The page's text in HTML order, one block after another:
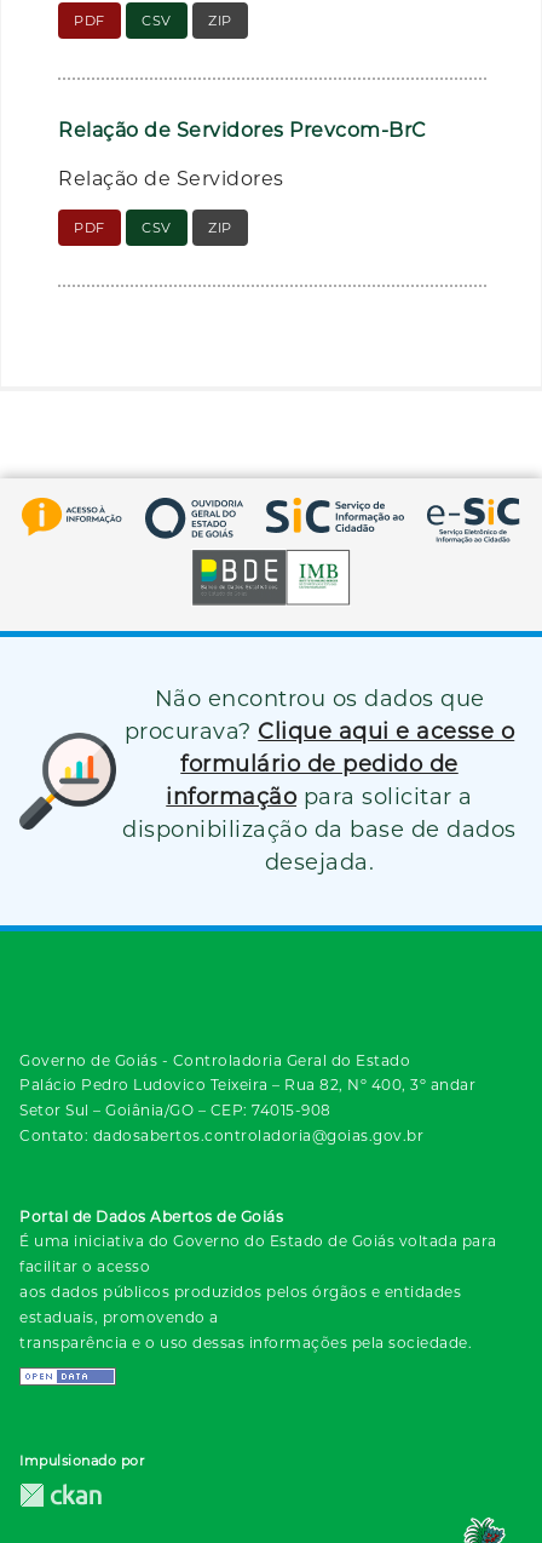
PDF CSV ZIP
Relação de Servidores Prevcom-BrC
Relação de Servidores
PDF CSV ZIP
Não encontrou os dados que
procurava? Clique aqui e acesse o
formulário de pedido de
informação para solicitar a
disponibilização da base de dados
desejada.
Governo de Goiás - Controladoria Geral do Estado
Palácio Pedro Ludovico Teixeira – Rua 82, Nº 400, 3º andar
Setor Sul – Goiânia/GO – CEP: 74015-908
Contato: dadosabertos.controladoria@goias.gov.br
Portal de Dados Abertos de Goiás
É uma iniciativa do Governo do Estado de Goiás voltada para
facilitar o acesso
aos dados públicos produzidos pelos órgãos e entidades
estaduais, promovendo a
transparência e o uso dessas informações pela sociedade.
Impulsionado por